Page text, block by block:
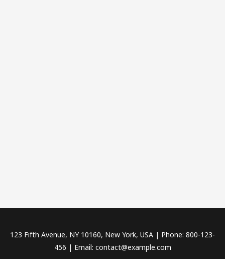
123 Fifth Avenue, NY 10160, New York, USA | Phone: 800-123-
456 | Email: contact@example.com